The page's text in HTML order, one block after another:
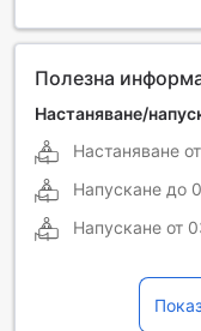
Полезна
Настаняване/
Настаняване от
Напускане до
Напускане от